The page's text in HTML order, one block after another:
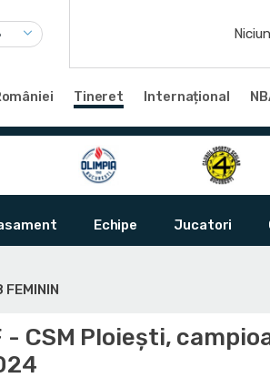
Tineret Internațional
Echipe Jucatori
FEMININ
- CSM Ploiești,